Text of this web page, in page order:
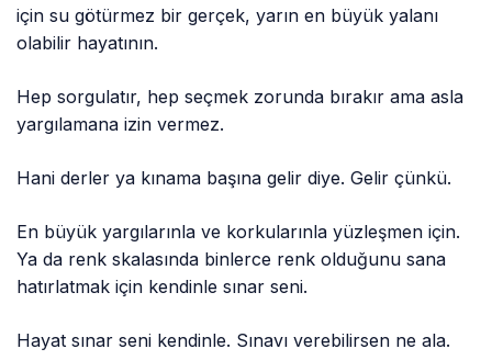
için su götürmez bir gerçek, yarın en büyük yalanı
olabilir hayatının.
Hep sorgulatır, hep seçmek zorunda bırakır ama asla
yargılamana izin vermez.
Hani derler ya kınama başına gelir diye. Gelir çünkü.
En büyük yargılarınla ve korkularınla yüzleşmen için.
Ya da renk skalasında binlerce renk olduğunu sana
hatırlatmak için kendinle sınar seni.
Hayat sınar seni kendinle. Sınavı verebilirsen ne ala.